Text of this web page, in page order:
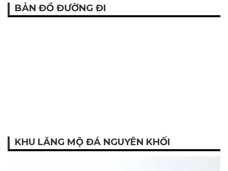
BẢN ĐỒ ĐƯỜNG ĐI
KHU LĂNG MỘ ĐÁ NGUYÊN KHỐI